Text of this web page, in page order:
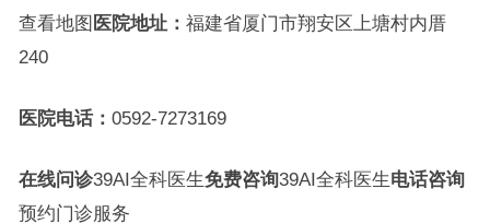
查看地图 医院地址： 福建省厦门市翔安区上塘村内厝
240
医院电话： 0592-7273169
在线问诊39AI全科医生免费咨询39AI全科医生电话咨询
预约门诊服务